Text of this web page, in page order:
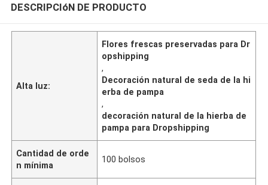
DESCRIPCIóN DE PRODUCTO
Alta luz:
Flores frescas preservadas para Dr
opshipping
,
Decoración natural de seda de la hi
erba de pampa
,
decoración natural de la hierba de
pampa para Dropshipping
Cantidad de orde
n mínima
100 bolsos